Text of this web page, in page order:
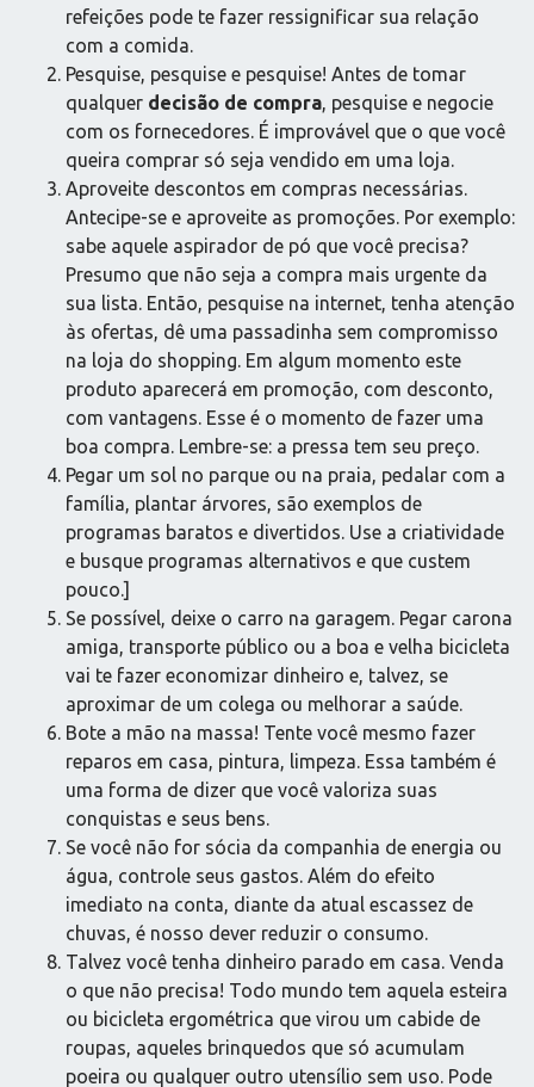
refeições pode te fazer ressignificar sua relação
com a comida.
Pesquise, pesquise e pesquise! Antes de tomar
qualquer decisão de compra, pesquise e negocie
com os fornecedores. É improvável que o que você
queira comprar só seja vendido em uma loja.
Aproveite descontos em compras necessárias.
Antecipe-se e aproveite as promoções. Por exemplo:
sabe aquele aspirador de pó que você precisa?
Presumo que não seja a compra mais urgente da
sua lista. Então, pesquise na internet, tenha atenção
às ofertas, dê uma passadinha sem compromisso
na loja do shopping. Em algum momento este
produto aparecerá em promoção, com desconto,
com vantagens. Esse é o momento de fazer uma
boa compra. Lembre-se: a pressa tem seu preço.
Pegar um sol no parque ou na praia, pedalar com a
família, plantar árvores, são exemplos de
programas baratos e divertidos. Use a criatividade
e busque programas alternativos e que custem
pouco.]
Se possível, deixe o carro na garagem. Pegar carona
amiga, transporte público ou a boa e velha bicicleta
vai te fazer economizar dinheiro e, talvez, se
aproximar de um colega ou melhorar a saúde.
Bote a mão na massa! Tente você mesmo fazer
reparos em casa, pintura, limpeza. Essa também é
uma forma de dizer que você valoriza suas
conquistas e seus bens.
Se você não for sócia da companhia de energia ou
água, controle seus gastos. Além do efeito
imediato na conta, diante da atual escassez de
chuvas, é nosso dever reduzir o consumo.
Talvez você tenha dinheiro parado em casa. Venda
o que não precisa! Todo mundo tem aquela esteira
ou bicicleta ergométrica que virou um cabide de
roupas, aqueles brinquedos que só acumulam
poeira ou qualquer outro utensílio sem uso. Pode